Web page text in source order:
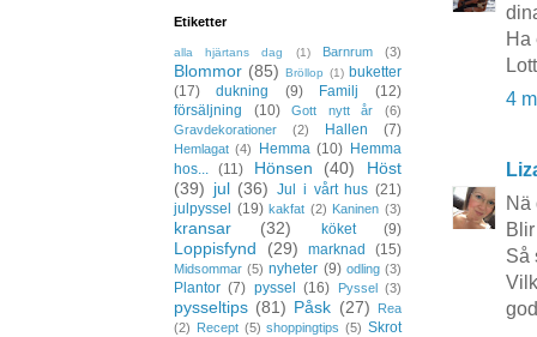
Ha
4
Nä
Så
Etiketter
alla hjärtans dag (1) Barnrum (3)
Blommor (85) Bröllop (1) buketter
(17)
dukning (9) Familj
(12)
försäljning
(10) Gott nytt år
(6)
Gravdekorationer
(2) Hallen (7)
Hemlagat (4) Hemma (10) Hemma
hos...
(11) Hönsen (40)
Höst
(39) jul (36) Jul i vårt hus (21)
julpyssel
(19) kakfat (2) Kaninen (3)
kransar (32) köket (9)
Loppisfynd (29) marknad (15)
Midsommar (5) nyheter (9) odling (3)
Plantor (7) pyssel (16) Pyssel (3)
pysseltips (81) Påsk (27)
Rea
(2) Recept (5) shoppingtips (5) Skrot